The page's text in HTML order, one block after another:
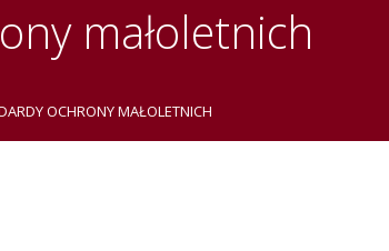
małoletnich
OCHRONY MAŁOLETNICH